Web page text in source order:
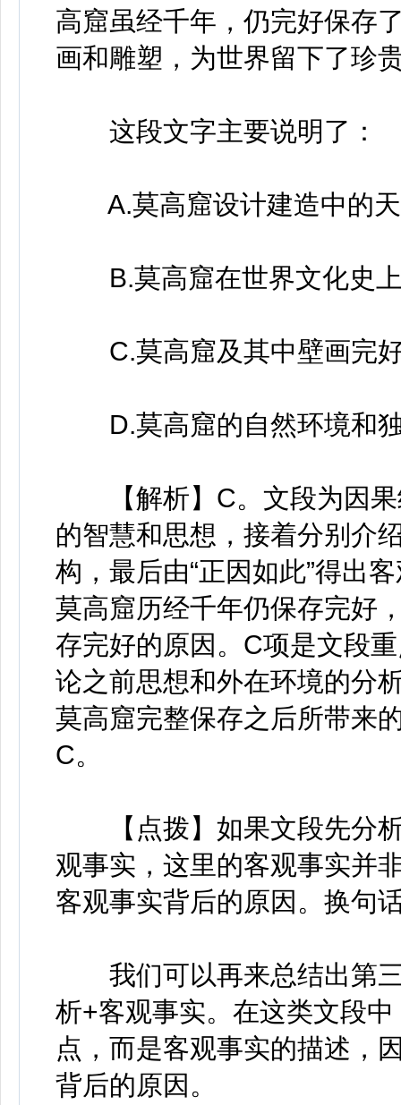
高窟虽经千年，仍完好保存
画和雕塑，为世界留下了珍
这段文字主要说明了：
A.莫高窟设计建造中的天
B.莫高窟在世界文化史上
C.莫高窟及其中壁画完
D.莫高窟的自然环境和独
【解析】C。文段为因果
的智慧和思想，接着分别介
构，最后由“正因如此”得出
莫高窟历经千年仍保存完好
存完好的原因。C项是文段
论之前思想和外在环境的分
莫高窟完整保存之后所带来
C。
【点拨】如果文段先分析
观事实，这里的客观事实并
客观事实背后的原因。换句
我们可以再来总结出第三
析+客观事实。在这类文段
点，而是客观事实的描述，
背后的原因。